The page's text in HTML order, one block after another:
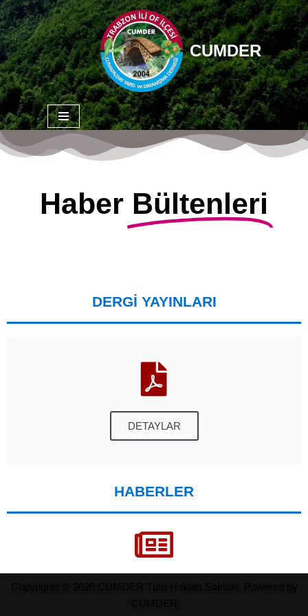
İçeriğe
geç
CUMDER
Haber Bültenleri
DERGİ YAYINLARI
DETAYLAR
HABERLER